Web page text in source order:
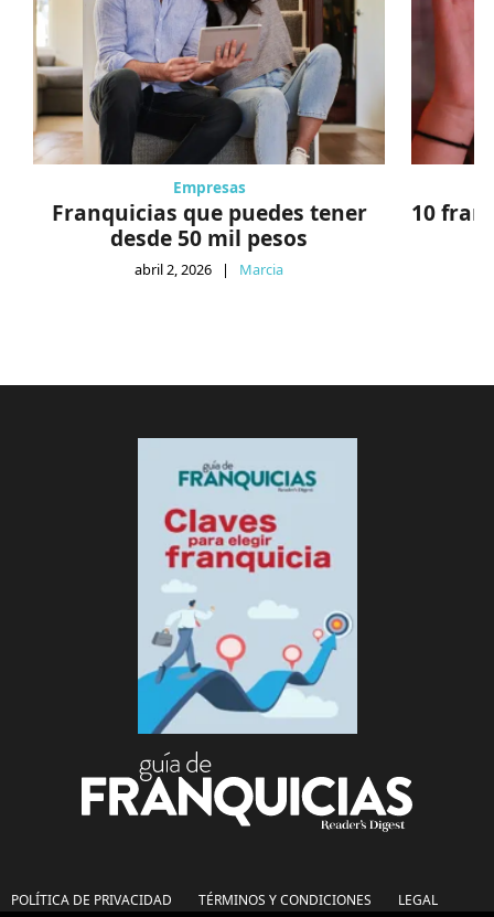
Empresas
Franquicias que puedes tener
desde 50 mil pesos
abril 2, 2026 | Marcia
10
POLÍTICA DE PRIVACIDAD TÉRMINOS Y CONDICIONES LEGAL